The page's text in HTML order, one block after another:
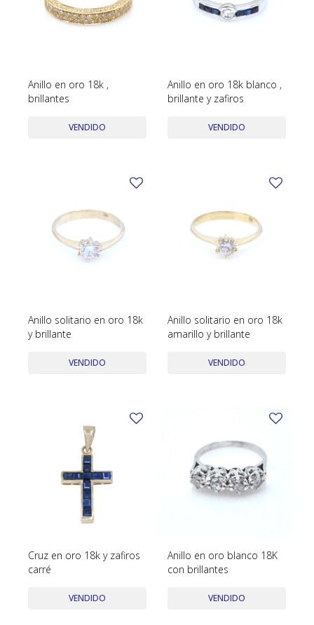
Anillo en oro 18k ,
brillantes
VENDIDO
Anillo en oro 18k blanco ,
brillante y zafiros
VENDIDO
Anillo solitario en oro 18k
y brillante
VENDIDO
Anillo solitario en oro 18k
amarillo y brillante
VENDIDO
Cruz en oro 18k y zafiros
carré
VENDIDO
Anillo en oro blanco 18K
con brillantes
VENDIDO